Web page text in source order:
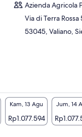
Azienda Agricola
Via di Terra Rossa
53045, Valiano,
Kam, 13 Agu
Rp1.077.594
Jum, 14